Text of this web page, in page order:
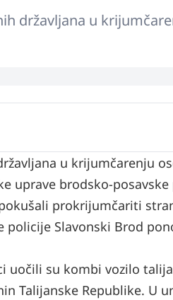
državljana u
u krijumčarenju
uprave brodsko-
prokrijumčariti
policije Slavonski Brod
uočili su kombi vozilo
Talijanske Republike. U